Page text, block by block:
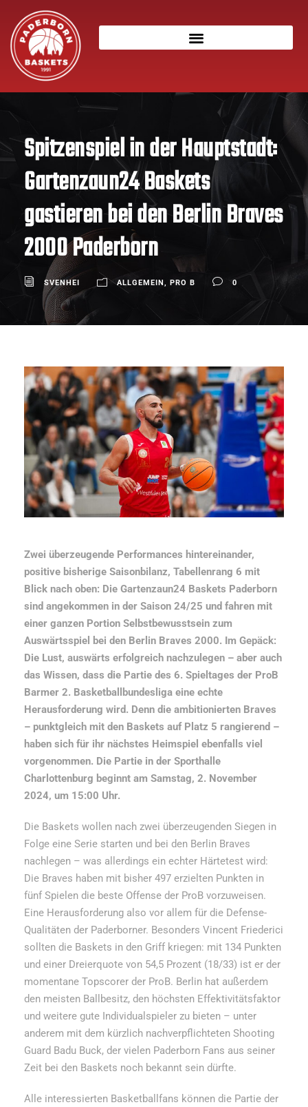
Spitzenspiel in der Hauptstadt:
Gartenzaun24 Baskets
gastieren bei den Berlin Braves
2000 Paderborn
SVENHEI ALLGEMEIN , PRO B 0
Zwei überzeugende Performances hintereinander,
positive bisherige Saisonbilanz, Tabellenrang 6 mit
Blick nach oben: Die Gartenzaun24 Baskets Paderborn
sind angekommen in der Saison 24/25 und fahren mit
einer ganzen Portion Selbstbewusstsein zum
Auswärtsspiel bei den Berlin Braves 2000. Im Gepäck:
Die Lust, auswärts erfolgreich nachzulegen – aber auch
das Wissen, dass die Partie des 6. Spieltages der ProB
Barmer 2. Basketballbundesliga eine echte
Herausforderung wird. Denn die ambitionierten Braves
– punktgleich mit den Baskets auf Platz 5 rangierend –
haben sich für ihr nächstes Heimspiel ebenfalls viel
vorgenommen. Die Partie in der Sporthalle
Charlottenburg beginnt am Samstag, 2. November
2024, um 15:00 Uhr.
Die Baskets wollen nach zwei überzeugenden Siegen in
Folge eine Serie starten und bei den Berlin Braves
nachlegen – was allerdings ein echter Härtetest wird:
Die Braves haben mit bisher 497 erzielten Punkten in
fünf Spielen die beste Offense der ProB vorzuweisen.
Eine Herausforderung also vor allem für die Defense-
Qualitäten der Paderborner. Besonders Vincent Friederici
sollten die Baskets in den Griff kriegen: mit 134 Punkten
und einer Dreierquote von 54,5 Prozent (18/33) ist er der
momentane Topscorer der ProB. Berlin hat außerdem
den meisten Ballbesitz, den höchsten Effektivitätsfaktor
und weitere gute Individualspieler zu bieten – unter
anderem mit dem kürzlich nachverpflichteten Shooting
Guard Badu Buck, der vielen Paderborn Fans aus seiner
Zeit bei den Baskets noch bekannt sein dürfte.
Alle interessierten Basketballfans können die Partie der